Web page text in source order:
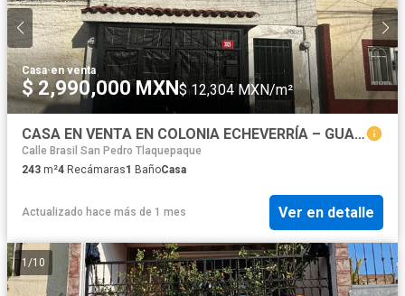
Casa·en venta
$ 2,990,000 MXN$ 12,304 MXN/m²
CASA EN VENTA EN COLONIA ECHEVERRÍA – GUADALAJARA
Calle Brasil San Pedro Tlaquepaque
243 m²4 Recámaras1 BañoCasa
Actualizado hace más de 1 mes Ver en detalle
1 /10